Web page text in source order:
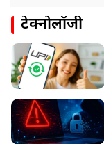
टेक्नोलॉजी